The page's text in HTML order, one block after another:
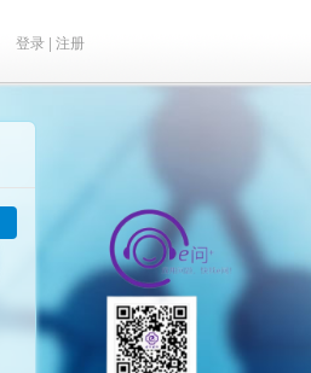
登录 | 注册